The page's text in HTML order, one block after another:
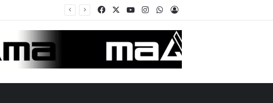
FacebookYou TubeInstagramWhatsApp
Accedi